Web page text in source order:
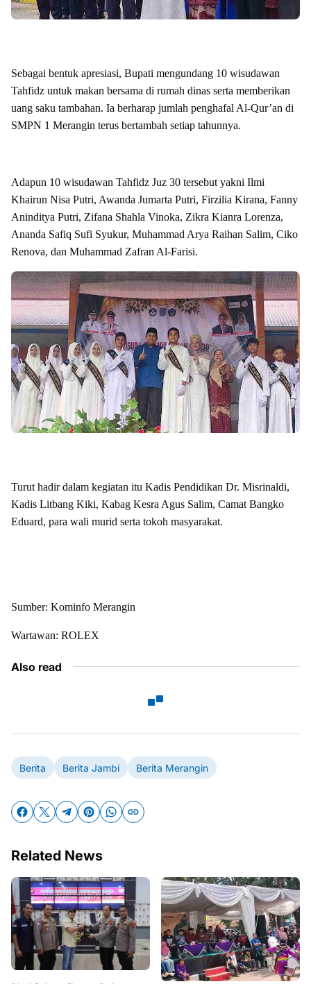
Sebagai bentuk apresiasi, Bupati mengundang 10 wisudawan
Tahfidz untuk makan bersama di rumah dinas serta memberikan
uang saku tambahan. Ia berharap jumlah penghafal Al-Qur’an di
SMPN 1 Merangin terus bertambah setiap tahunnya.
Adapun 10 wisudawan Tahfidz Juz 30 tersebut yakni Ilmi
Khairun Nisa Putri, Awanda Jumarta Putri, Firzilia Kirana, Fanny
Aninditya Putri, Zifana Shahla Vinoka, Zikra Kianra Lorenza,
Ananda Safiq Sufi Syukur, Muhammad Arya Raihan Salim, Ciko
Renova, dan Muhammad Zafran Al-Farisi.
Turut hadir dalam kegiatan itu Kadis Pendidikan Dr. Misrinaldi,
Kadis Litbang Kiki, Kabag Kesra Agus Salim, Camat Bangko
Eduard, para wali murid serta tokoh masyarakat.
Sumber: Kominfo Merangin
Wartawan: ROLEX
Also read
Berita Berita Jambi Berita Merangin
Related News